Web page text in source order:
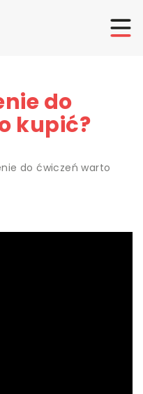
do
kupić?
do ćwiczeń warto